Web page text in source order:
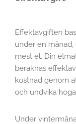
Effektavgiften
under en
mest el. Din
beräknas
kostnad genom
och undvika
Under